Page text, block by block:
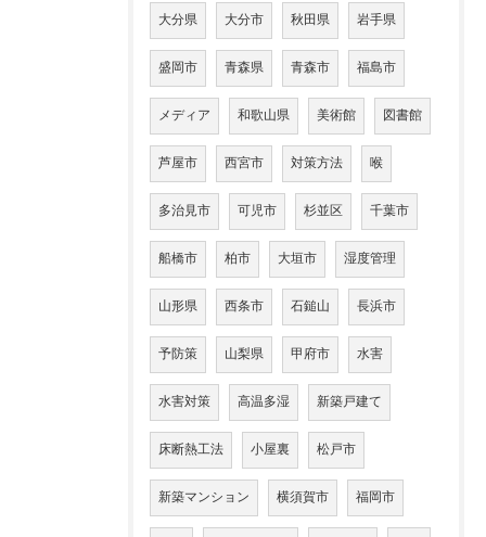
大分県 大分市 秋田県 岩手県
盛岡市 青森県 青森市 福島市
メディア 和歌山県 美術館 図書館
芦屋市 西宮市 対策方法 喉
多治見市 可児市 杉並区 千葉市
船橋市 柏市 大垣市 湿度管理
山形県 西条市 石鎚山 長浜市
予防策 山梨県 甲府市 水害
水害対策 高温多湿 新築戸建て
床断熱工法 小屋裏 松戸市
新築マンション 横須賀市 福岡市